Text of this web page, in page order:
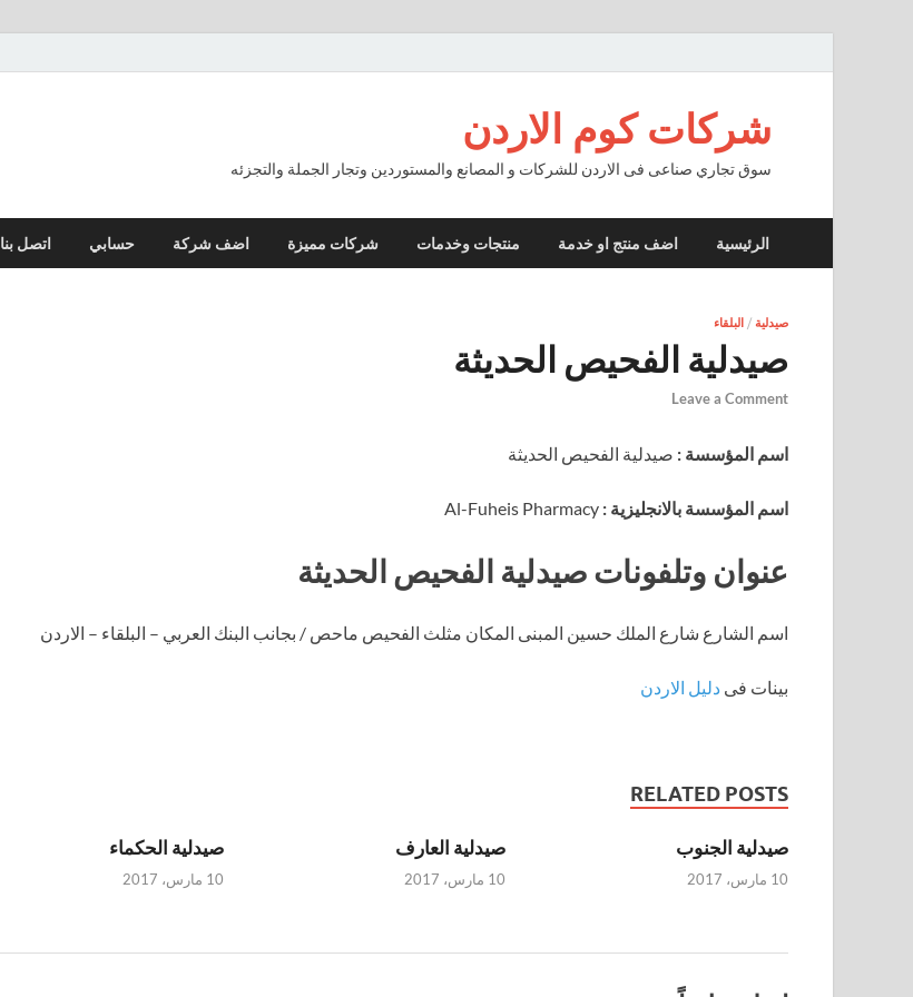
شركات كوم الاردن
سوق تجاري صناعى فى الاردن للشركات و المصانع والمستوردين وتجار الجملة والتجزئه
الرئيسية اضف منتج او خدمة منتجات وخدمات شركات مميزة اضف شركة حسابي اتصل بنا
صيدلية / البلقاء
صيدلية الفحيص الحديثة
Leave a Comment
اسم المؤسسة : صيدلية الفحيص الحديثة
اسم المؤسسة بالانجليزية :
عنوان وتلفونات صيدلية الفحيص الحديثة
اسم الشارع شارع الملك حسين المبنى المكان مثلث الفحيص ماحص / بجانب البنك العربي – البلقاء – الاردن
بينات فى دليل الاردن
RELATED POSTS
صيدلية الجنوب
10 مارس، 2017
صيدلية العارف
10 مارس، 2017
صيدلية الحكماء
10 مارس، 2017